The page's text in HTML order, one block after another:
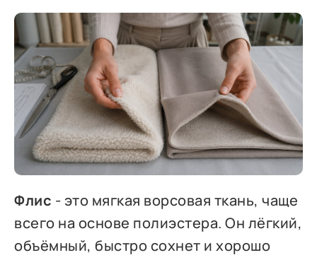
Флис - это мягкая ворсовая ткань, чаще
всего на основе полиэстера. Он лёгкий,
объёмный, быстро сохнет и хорошо